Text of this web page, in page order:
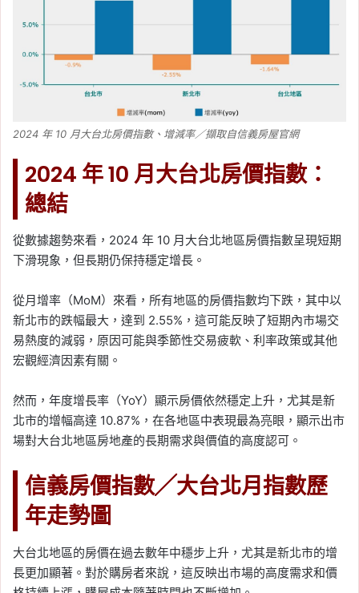
2024 年 10 月大台北房價指數、增減率／擷取自信義房屋官網
2024 年 10 月大台北房價指數：
總結
從數據趨勢來看，2024 年 10 月大台北地區房價指數呈現短期
下滑現象，但長期仍保持穩定增長。
從月增率（MoM）來看，所有地區的房價指數均下跌，其中以
新北市的跌幅最大，達到 2.55%，這可能反映了短期內市場交
易熱度的減弱，原因可能與季節性交易疲軟、利率政策或其他
宏觀經濟因素有關。
然而，年度增長率（YoY）顯示房價依然穩定上升，尤其是新
北市的增幅高達 10.87%，在各地區中表現最為亮眼，顯示出市
場對大台北地區房地產的長期需求與價值的高度認可。
信義房價指數╱大台北月指數歷
年走勢圖
大台北地區的房價在過去數年中穩步上升，尤其是新北市的增
長更加顯著。對於購房者來說，這反映出市場的高度需求和價